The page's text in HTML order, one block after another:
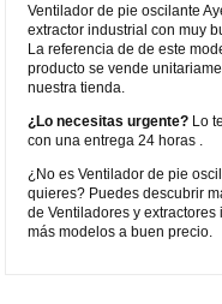
Ventilador de pie oscilante
extractor industrial con muy
La referencia de de este
producto se vende
nuestra tienda.
¿Lo necesitas urgente? Lo
con una entrega 24 horas .
¿No es Ventilador de pie
quieres? Puedes descubrir
de Ventiladores y
más modelos a buen precio.